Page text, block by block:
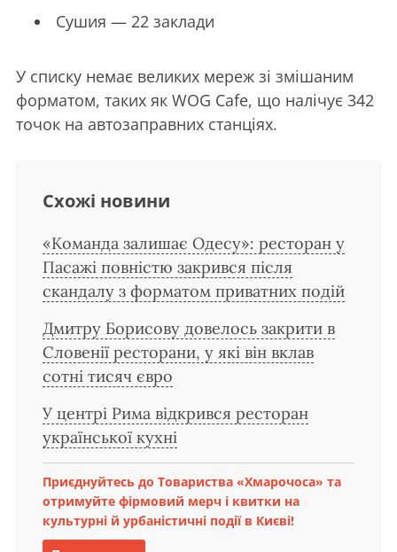
Сушия — 22 заклади
У списку немає великих мереж зі змішаним
форматом, таких як WOG Cafe, що налічує 342
точок на автозаправних станціях.
Схожі новини
«Команда залишає Одесу»: ресторан у
Пасажі повністю закрився після
скандалу з форматом приватних подій
Дмитру Борисову довелось закрити в
Словенії ресторани, у які він вклав
сотні тисяч євро
У центрі Рима відкрився ресторан
української кухні
Приєднуйтесь до Товариства «Хмарочоса» та
отримуйте фірмовий мерч і квитки на
культурні й урбаністичні події в Києві!